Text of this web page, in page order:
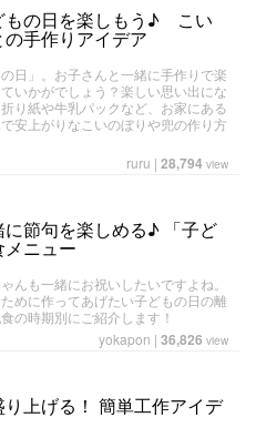
もの日を楽しもう♪ こい
手作りアイデア
日」。お子さんと一緒に手作りで楽
いかがでしょう？楽しい思い出にな
り紙や牛乳パックなど、お家にある
安上がりなこいのぼりや兜の作り方
ruru | 28,794 view
節句を楽しめる♪ 「子ど
メニュー
んも一緒にお祝いしたいですよね。
めに作ってあげたい子どもの日の離
の時期別にご紹介します！
yokapon | 36,826 view
上げる！ 簡単工作アイデ